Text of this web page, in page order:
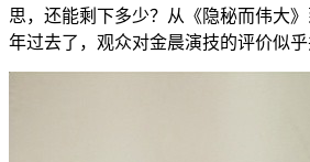
思，还能剩下多少？从《隐秘而伟大
年过去了，观众对金晨演技的评价似乎